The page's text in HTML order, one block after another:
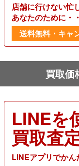
店舗に行けない忙
あなたのために・
送料無料・キャ
買取価
LINEを
買取査
LINEアプリでかん